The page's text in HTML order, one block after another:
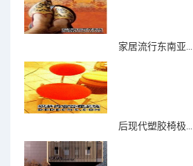
家居流行东南亚...
后现代塑胶椅极...